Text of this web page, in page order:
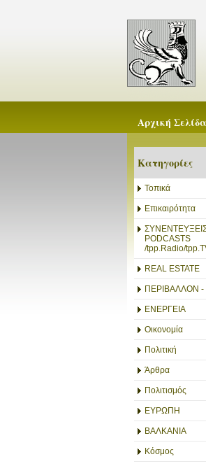
Αρχική Σελίδα
Κατηγορίες
Τοπικά
Επικαιρότητα
PODCASTS
/tpp.Radio/
REAL ESTATE
ΠΕΡΙΒΑΛΛΟΝ -
ΕΝΕΡΓΕΙΑ
Οικονομία
Πολιτική
Άρθρα
Πολιτισμός
ΕΥΡΩΠΗ
ΒΑΛΚΑΝΙΑ
Κόσμος